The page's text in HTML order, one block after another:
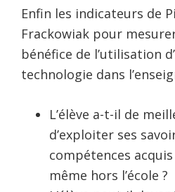
Enfin les indicateurs de
Frackowiak pour
bénéfice de l’utilisation
technologie dans
L’élève a-t-il de
d’exploiter ses
compétences
même hors l’école ?